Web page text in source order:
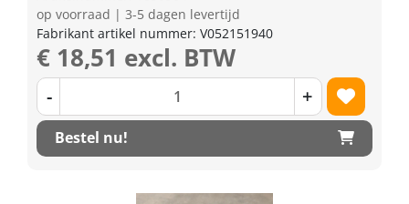
op voorraad | 3-5 dagen levertijd
Fabrikant artikel nummer: V052151940
€ 18,51 excl. BTW
- +
Bestel nu!